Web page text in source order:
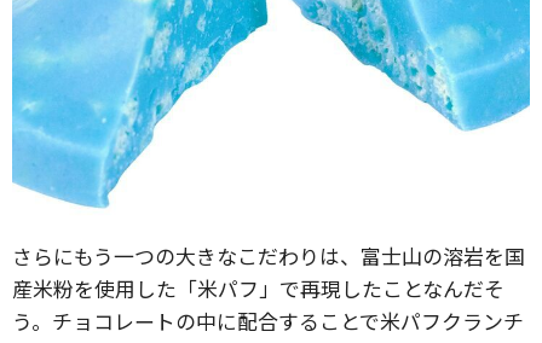
さらにもう一つの大きなこだわりは、富士山の溶岩を国
産米粉を使用した「米パフ」で再現したことなんだそ
う。チョコレートの中に配合することで米パフクランチ